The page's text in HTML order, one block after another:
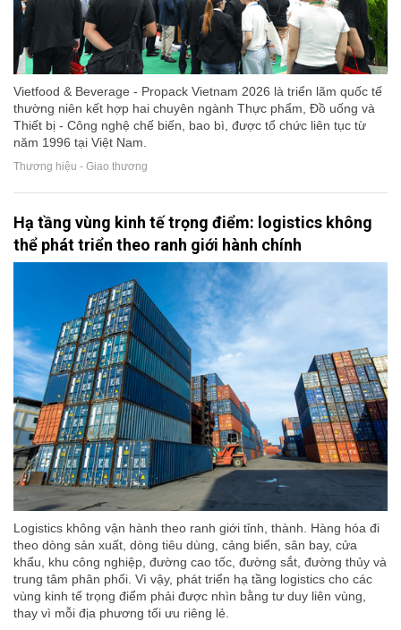
Vietfood & Beverage - Propack Vietnam 2026 là triển lãm quốc tế
thường niên kết hợp hai chuyên ngành Thực phẩm, Đồ uống và
Thiết bị - Công nghệ chế biến, bao bì, được tổ chức liên tục từ
năm 1996 tại Việt Nam.
Thương hiệu - Giao thương
Hạ tầng vùng kinh tế trọng điểm: logistics không
thể phát triển theo ranh giới hành chính
Logistics không vận hành theo ranh giới tỉnh, thành. Hàng hóa đi
theo dòng sản xuất, dòng tiêu dùng, cảng biển, sân bay, cửa
khẩu, khu công nghiệp, đường cao tốc, đường sắt, đường thủy và
trung tâm phân phối. Vì vậy, phát triển hạ tầng logistics cho các
vùng kinh tế trọng điểm phải được nhìn bằng tư duy liên vùng,
thay vì mỗi địa phương tối ưu riêng lẻ.